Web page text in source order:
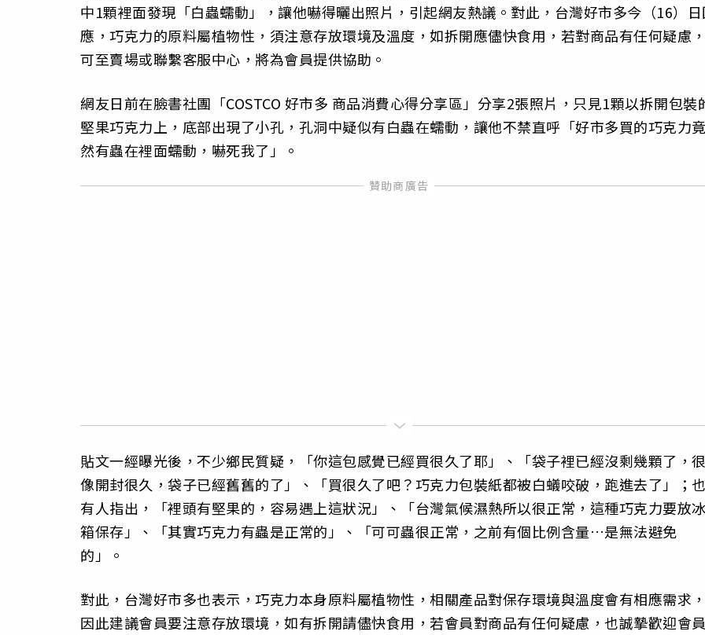
中1顆裡面發現「白蟲蠕動」，讓他嚇得曬出照片，引起網友熱議。對此，台灣好市多今（16）
應，巧克力的原料屬植物性，須注意存放環境及溫度，如拆開應儘快食用，若對商品有任何疑慮
可至賣場或聯繫客服中心，將為會員提供協助。
網友日前在臉書社團「COSTCO 好市多 商品消費心得分享區」分享2張照片，只見1顆以拆開包裝
堅果巧克力上，底部出現了小孔，孔洞中疑似有白蟲在蠕動，讓他不禁直呼「好市多買的巧克力
然有蟲在裡面蠕動，嚇死我了」。
貼文一經曝光後，不少鄉民質疑，「你這包感覺已經買很久了耶」、「袋子裡已經沒剩幾顆了，
像開封很久，袋子已經舊舊的了」、「買很久了吧？巧克力包裝紙都被白蟻咬破，跑進去了」；
有人指出，「裡頭有堅果的，容易遇上這狀況」、「台灣氣候濕熱所以很正常，這種巧克力要放
箱保存」、「其實巧克力有蟲是正常的」、「可可蟲很正常，之前有個比例含量…是無法避免
的」。
對此，台灣好市多也表示，巧克力本身原料屬植物性，相關產品對保存環境與溫度會有相應需求
因此建議會員要注意存放環境，如有拆開請儘快食用，若會員對商品有任何疑慮，也誠摯歡迎會